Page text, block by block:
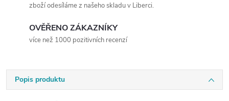
zboží odesíláme z našeho skladu v Liberci.
OVĚŘENO ZÁKAZNÍKY
více než 1000 pozitivních recenzí
Popis produktu